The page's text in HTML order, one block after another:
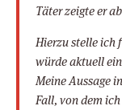
Täter zeigte er
Hierzu stelle ich
würde aktuell
Meine Aussage
Fall, von dem